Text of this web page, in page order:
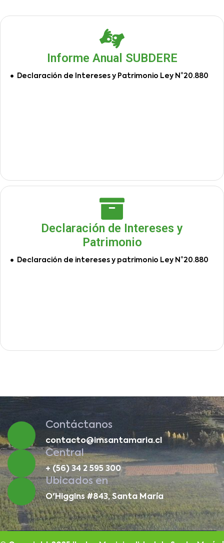
Informe Anual SUBDERE
Declaración de Intereses y Patrimonio Ley N°20.880
Declaración de Intereses y
Patrimonio
Declaración de intereses y patrimonio Ley N°20.880
Contáctanos
contacto@imsantamaria.cl
Central
+ (56) 34 2 595 300
Ubicados en
O'Higgins #843, Santa María